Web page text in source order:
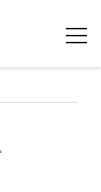
住 菁邨（もずみ せ